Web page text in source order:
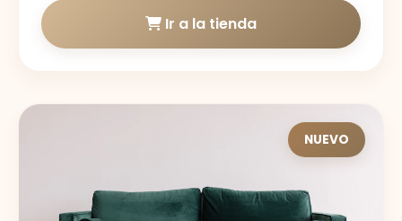
Ir a la tienda
NUEVO